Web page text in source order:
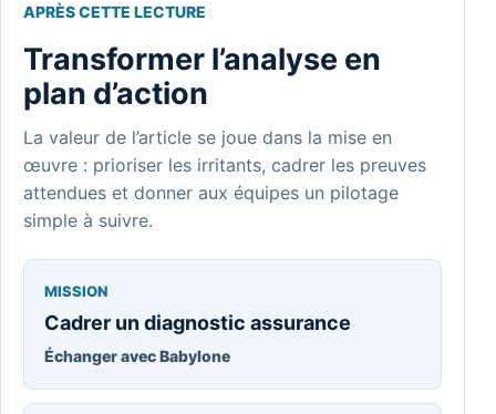
APRÈS CETTE LECTURE
Transformer l’analyse en
plan d’action
La valeur de l’article se joue dans la mise en
œuvre : prioriser les irritants, cadrer les preuves
attendues et donner aux équipes un pilotage
simple à suivre.
MISSION
Cadrer un diagnostic assurance
Échanger avec Babylone